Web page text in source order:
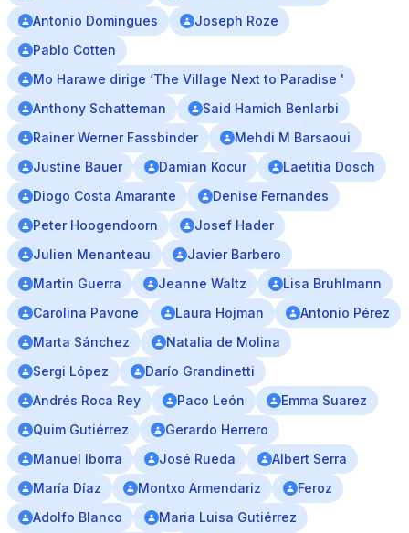
Antonio Domingues
Joseph Roze
Pablo Cotten
Mo Harawe dirige ‘The Village Next to Paradise '
Anthony Schatteman
Said Hamich Benlarbi
Rainer Werner Fassbinder
Mehdi M Barsaoui
Justine Bauer
Damian Kocur
Laetitia Dosch
Diogo Costa Amarante
Denise Fernandes
Peter Hoogendoorn
Josef Hader
Julien Menanteau
Javier Barbero
Martin Guerra
Jeanne Waltz
Lisa Bruhlmann
Carolina Pavone
Laura Hojman
Antonio Pérez
Marta Sánchez
Natalia de Molina
Sergi López
Darío Grandinetti
Andrés Roca Rey
Paco León
Emma Suarez
Quim Gutiérrez
Gerardo Herrero
Manuel Iborra
José Rueda
Albert Serra
María Díaz
Montxo Armendariz
Feroz
Adolfo Blanco
Maria Luisa Gutiérrez